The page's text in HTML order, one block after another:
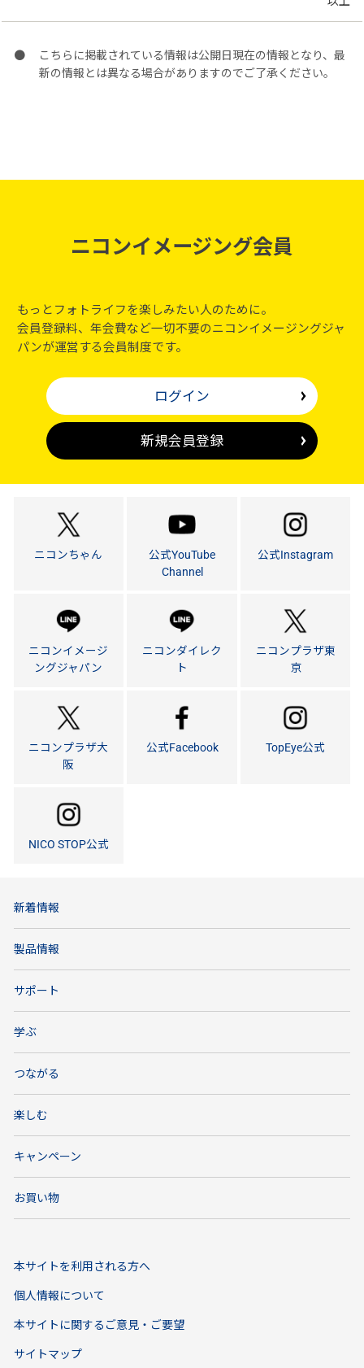
こちらに掲載されている情報は公開日現在の情報となり、最
新の情報とは異なる場合がありますのでご了承ください。
ニコンイメージング会員
もっとフォトライフを楽しみたい人のために。
会員登録料、年会費など一切不要のニコンイメージングジャ
パンが運営する会員制度です。
ログイン
新規会員登録
ニコンちゃん
公式YouTube
Channel
公式Instagram
ニコンイメージ
ングジャパン
ニコンダイレク
ト
ニコンプラザ東
京
ニコンプラザ大
阪
公式Facebook TopEye公式
NICO STOP公式
新着情報
製品情報
サポート
学ぶ
つながる
楽しむ
キャンペーン
お買い物
本サイトを利用される方へ
個人情報について
本サイトに関するご意見・ご要望
サイトマップ